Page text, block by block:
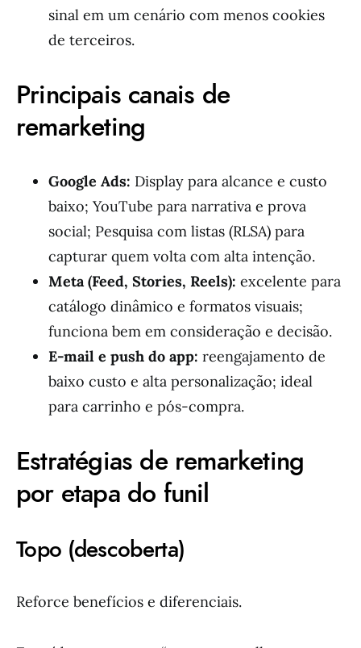
sinal em um cenário com menos cookies
de terceiros.
Principais canais de
remarketing
Google Ads: Display para alcance e custo
baixo; YouTube para narrativa e prova
social; Pesquisa com listas (RLSA) para
capturar quem volta com alta intenção.
Meta (Feed, Stories, Reels): excelente para
catálogo dinâmico e formatos visuais;
funciona bem em consideração e decisão.
E-mail e push do app: reengajamento de
baixo custo e alta personalização; ideal
para carrinho e pós-compra.
Estratégias de remarketing
por etapa do funil
Topo (descoberta)
Reforce benefícios e diferenciais.